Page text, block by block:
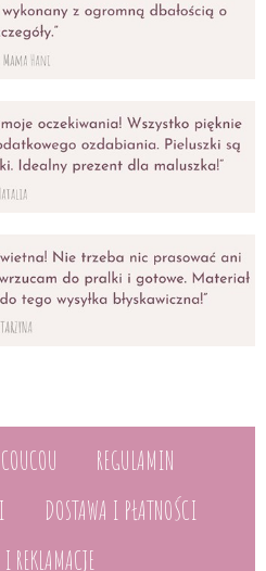
REGULAMIN
DOSTAWA I PŁATNOŚCI
I REKLAMACJE